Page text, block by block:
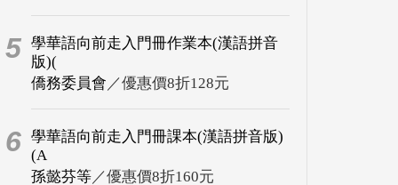
5 學華語向前走入門冊作業本(漢語拼音
版)(
僑務委員會 ／優惠價8折128元
6 學華語向前走入門冊課本(漢語拼音版)
(A
孫懿芬等／優惠價8折160元